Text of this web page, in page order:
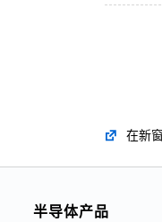
在新
半导体产品